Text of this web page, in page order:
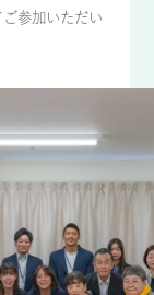
参加いただい